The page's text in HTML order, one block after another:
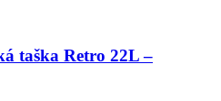
taška Retro 22L –